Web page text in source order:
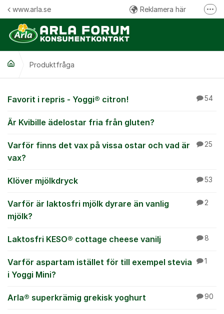
Hoppa till innehåll
www.arla.se Reklamera här
Följ oss på Facebook
Produktfråga
Produktfråga
Favorit i repris - Yoggi® citron! 54
Är Kvibille ädelostar fria från gluten?
Varför finns det vax på vissa ostar och vad är
vax?
25
Klöver mjölkdryck 53
Varför är laktosfri mjölk dyrare än vanlig
mjölk?
2
Laktosfri KESO® cottage cheese vanilj 8
Varför aspartam istället för till exempel stevia
i Yoggi Mini?
1
Arla® superkrämig grekisk yoghurt 90